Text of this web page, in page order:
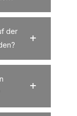
der